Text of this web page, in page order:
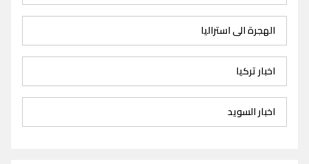
الهجرة الى استراليا
اخبار تركيا
اخبار السويد